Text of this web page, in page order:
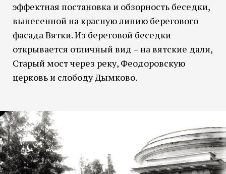
эффектная постановка и обзорность беседки,
вынесенной на красную линию берегового
фасада Вятки. Из береговой беседки
открывается отличный вид – на вятские дали,
Старый мост через реку, Феодоровскую
церковь и слободу Дымково.